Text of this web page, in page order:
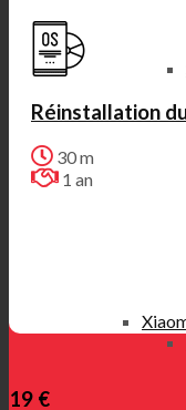
Réinstallation
30 m
1 an
19 €